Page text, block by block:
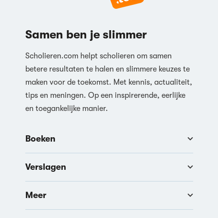
Samen ben je slimmer
Scholieren.com helpt scholieren om samen
betere resultaten te halen en slimmere keuzes te
maken voor de toekomst. Met kennis, actualiteit,
tips en meningen. Op een inspirerende, eerlijke
en toegankelijke manier.
Boeken
Verslagen
Meer